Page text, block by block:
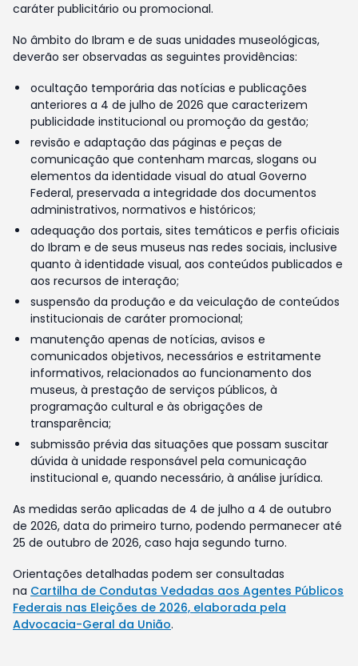
caráter publicitário ou promocional.
No âmbito do Ibram e de suas unidades museológicas,
deverão ser observadas as seguintes providências:
ocultação temporária das notícias e publicações
anteriores a 4 de julho de 2026 que caracterizem
publicidade institucional ou promoção da gestão;
revisão e adaptação das páginas e peças de
comunicação que contenham marcas, slogans ou
elementos da identidade visual do atual Governo
Federal, preservada a integridade dos documentos
administrativos, normativos e históricos;
adequação dos portais, sites temáticos e perfis oficiais
do Ibram e de seus museus nas redes sociais, inclusive
quanto à identidade visual, aos conteúdos publicados e
aos recursos de interação;
suspensão da produção e da veiculação de conteúdos
institucionais de caráter promocional;
manutenção apenas de notícias, avisos e
comunicados objetivos, necessários e estritamente
informativos, relacionados ao funcionamento dos
museus, à prestação de serviços públicos, à
programação cultural e às obrigações de
transparência;
submissão prévia das situações que possam suscitar
dúvida à unidade responsável pela comunicação
institucional e, quando necessário, à análise jurídica.
As medidas serão aplicadas de 4 de julho a 4 de outubro
de 2026, data do primeiro turno, podendo permanecer até
25 de outubro de 2026, caso haja segundo turno.
Orientações detalhadas podem ser consultadas
na Cartilha de Condutas Vedadas aos Agentes Públicos
Federais nas Eleições de 2026, elaborada pela
Advocacia-Geral da União.